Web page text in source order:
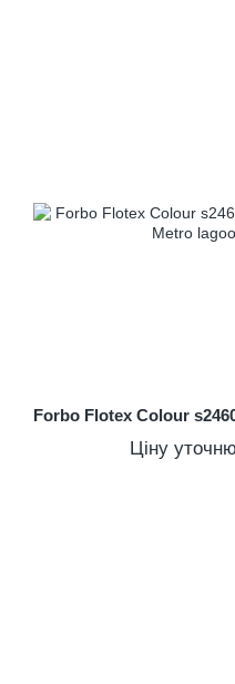
Forbo Flotex Colour
Ціну